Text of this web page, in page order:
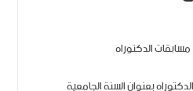
مسابقات الدكتوراه